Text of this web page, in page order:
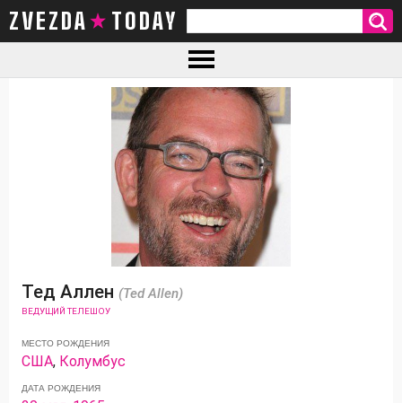
ZVEZDA TODAY
Тед Аллен (Ted Allen)
ВЕДУЩИЙ ТЕЛЕШОУ
МЕСТО РОЖДЕНИЯ
США, Колумбус
ДАТА РОЖДЕНИЯ